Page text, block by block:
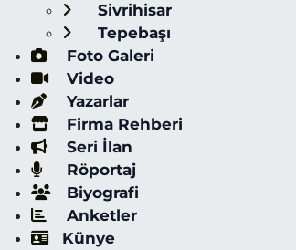
Sivrihisar
Tepebaşı
Foto Galeri
Video
Yazarlar
Firma Rehberi
Seri İlan
Röportaj
Biyografi
Anketler
Künye